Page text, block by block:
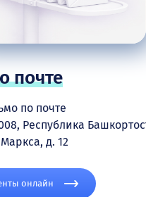
почте
по почте
Республика
д. 12
онлайн